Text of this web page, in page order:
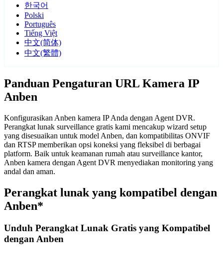
한국어
Polski
Português
Tiếng Việt
中文(简体)
中文(繁體)
Panduan Pengaturan URL Kamera IP
Anben
Konfigurasikan Anben kamera IP Anda dengan Agent DVR.
Perangkat lunak surveillance gratis kami mencakup wizard setup
yang disesuaikan untuk model Anben, dan kompatibilitas ONVIF
dan RTSP memberikan opsi koneksi yang fleksibel di berbagai
platform. Baik untuk keamanan rumah atau surveillance kantor,
Anben kamera dengan Agent DVR menyediakan monitoring yang
andal dan aman.
Perangkat lunak yang kompatibel dengan
Anben*
Unduh Perangkat Lunak Gratis yang Kompatibel
dengan Anben